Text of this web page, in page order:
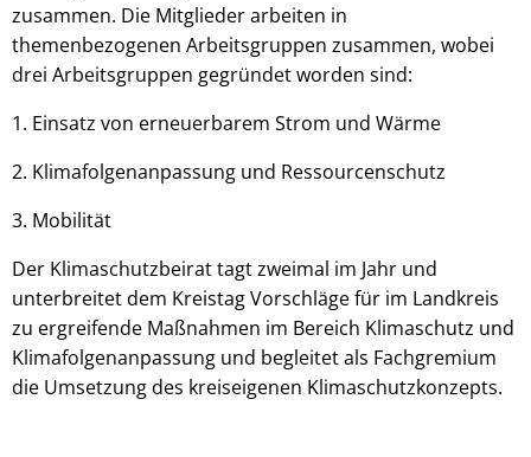
zusammen. Die Mitglieder arbeiten in
themenbezogenen Arbeitsgruppen zusammen, wobei
drei Arbeitsgruppen gegründet worden sind:
1. Einsatz von erneuerbarem Strom und Wärme
2. Klimafolgenanpassung und Ressourcenschutz
3. Mobilität
Der Klimaschutzbeirat tagt zweimal im Jahr und
unterbreitet dem Kreistag Vorschläge für im Landkreis
zu ergreifende Maßnahmen im Bereich Klimaschutz und
Klimafolgenanpassung und begleitet als Fachgremium
die Umsetzung des kreiseigenen Klimaschutzkonzepts.